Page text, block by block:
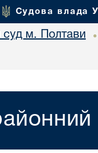
Судова влада
суд м. Полтави •